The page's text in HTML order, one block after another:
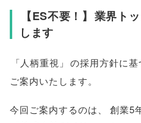
【ES不要！ 】 業界ト
します
「人柄重視 」 の採用方針に基
ご案内いたします。
今回ご案内するのは、
創業5